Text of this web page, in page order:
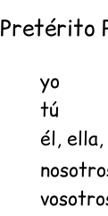
Pretérito
yo
tú
él,